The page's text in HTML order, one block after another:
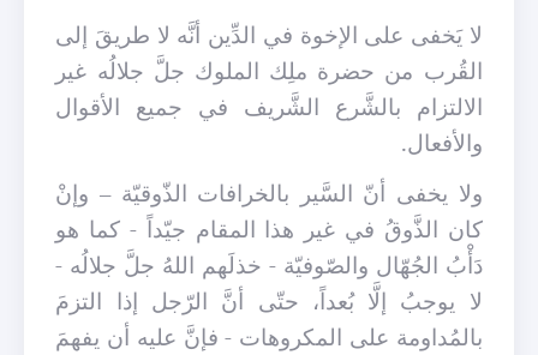
لا يَخفى على الإخوة في الدِّين أنَّه لا طريقَ إلى
القُرب من حضرة ملِك الملوك جلَّ جلالُه غير
الالتزام بالشَّرع الشَّريف في جميع الأقوال
والأفعال.
ولا يخفى أنّ السَّير بالخرافات الذّوقيّة – وإنْ
كان الذَّوقُ في غير هذا المقام جيّداً - كما هو
دَأْبُ الجُهّال والصّوفيّة - خذلَهم اللهُ جلَّ جلالُه -
لا يوجبُ إلَّا بُعداً، حتّى أنَّ الرّجل إذا التزمَ
بالمُداومة على المكروهات - فإنَّ عليه أن يفهمَ